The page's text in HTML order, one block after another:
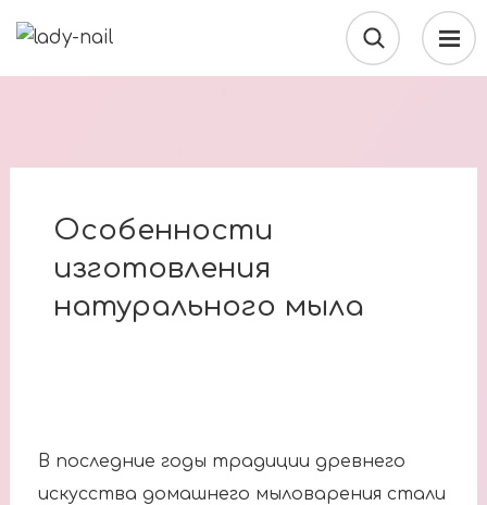
Особенности
изготовления
натурального мыла
В последние годы традиции древнего
искусства домашнего мыловарения стали